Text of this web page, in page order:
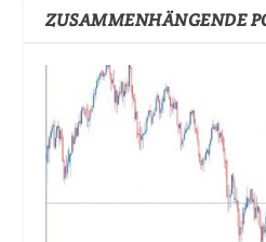
ZUSAMMENHÄNGENDE